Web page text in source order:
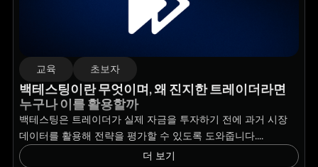
교육 초보자
백테스팅이란 무엇이며, 왜 진지한 트레이더라면
누구나 이를 활용할까
백테스팅은 트레이더가 실제 자금을 투자하기 전에 과거 시장
데이터를 활용해 전략을 평가할 수 있도록 도와줍니다....
더 보기